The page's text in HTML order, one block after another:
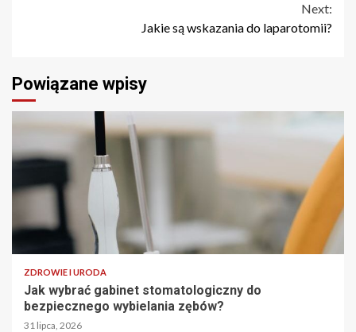
Next:
Jakie są wskazania do laparotomii?
Powiązane wpisy
ZDROWIE I URODA
Jak wybrać gabinet stomatologiczny do
bezpiecznego wybielania zębów?
31 lipca, 2026